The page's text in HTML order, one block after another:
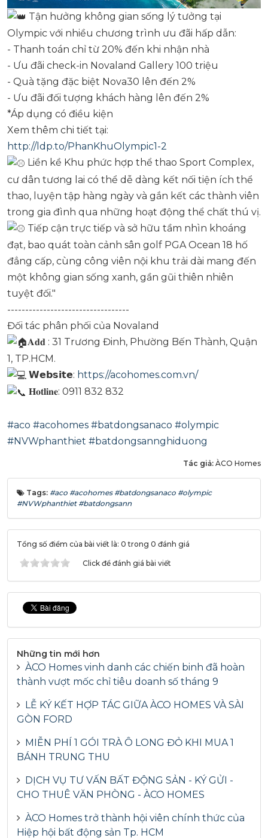
Tận hưởng không gian sống lý tưởng tại
Olympic với nhiều chương trình ưu đãi hấp dẫn:
- Thanh toán chỉ từ 20% đến khi nhận nhà
- Ưu đãi check-in Novaland Gallery 100 triệu
- Quà tặng đặc biệt Nova30 lên đến 2%
- Ưu đãi đối tượng khách hàng lên đến 2%
*Áp dụng có điều kiện
Xem thêm chi tiết tại:
http://ldp.to/PhanKhuOlympic1-2
Liền kề Khu phức hợp thể thao Sport Complex,
cư dân tương lai có thể dễ dàng kết nối tiện ích thể
thao, luyện tập hàng ngày và gắn kết các thành viên
trong gia đình qua những hoạt động thể chất thú vị.
Tiếp cận trực tiếp và sở hữu tầm nhìn khoáng
đạt, bao quát toàn cảnh sân golf PGA Ocean 18 hố
đẳng cấp, cùng công viên nội khu trải dài mang đến
một không gian sống xanh, gần gũi thiên nhiên
tuyệt đối."
----------------------------------
Đối tác phân phối của Novaland
𝐀𝐝𝐝 : 31 Trương Đinh, Phường Bến Thành, Quận
1, TP.HCM.
𝗪𝗲𝗯𝘀𝗶𝘁𝗲: https://acohomes.com.vn/
𝐇𝐨𝐭𝐥𝐢𝐧𝐞: 0911 832 832
#aco #acohomes #batdongsanaco #olympic
#NVWphanthiet #batdongsannghiduong
Tác giả: ÀCO Homes
Tags: #aco #acohomes #batdongsanaco #olympic
#NVWphanthiet #batdongsann
Tổng số điểm của bài viết là: 0 trong 0 đánh giá
Click để đánh giá bài viết
Những tin mới hơn
ÀCO Homes vinh danh các chiến binh đã hoàn
thành vượt mốc chỉ tiêu doanh số tháng 9
LỄ KÝ KẾT HỢP TÁC GIỮA ÀCO HOMES VÀ SÀI
GÒN FORD
MIỄN PHÍ 1 GÓI TRÀ Ô LONG ĐỎ KHI MUA 1
BÁNH TRUNG THU
DỊCH VỤ TƯ VẤN BẤT ĐỘNG SẢN - KÝ GỬI -
CHO THUÊ VĂN PHÒNG - ÀCO HOMES
ÀCO Homes trở thành hội viên chính thức của
Hiệp hội bất động sản Tp. HCM